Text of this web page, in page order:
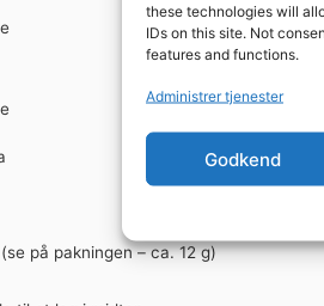
these technologies will
IDs on this site. Not
features and functions.
Administrer tjenester
Godkend
på pakningen – ca. 12 g)